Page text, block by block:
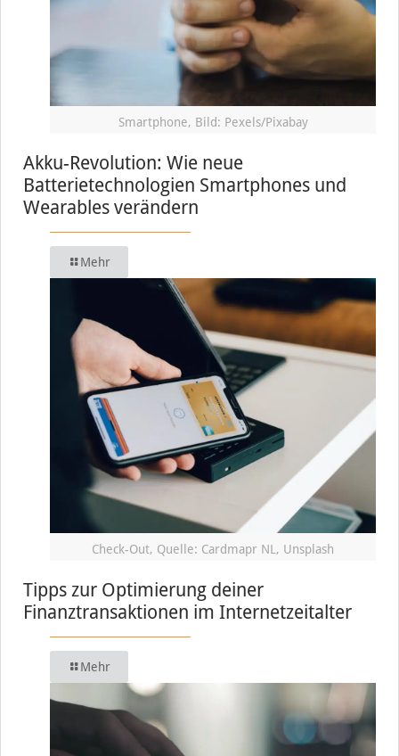
Smartphone, Bild: Pexels/Pixabay
Akku-Revolution: Wie neue
Batterietechnologien Smartphones und
Wearables verändern
Mehr
Check-Out, Quelle: Cardmapr NL, Unsplash
Tipps zur Optimierung deiner
Finanztransaktionen im Internetzeitalter
Mehr